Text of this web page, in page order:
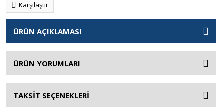
Karşılaştır
ÜRÜN AÇIKLAMASI
ÜRÜN YORUMLARI
TAKSİT SEÇENEKLERİ